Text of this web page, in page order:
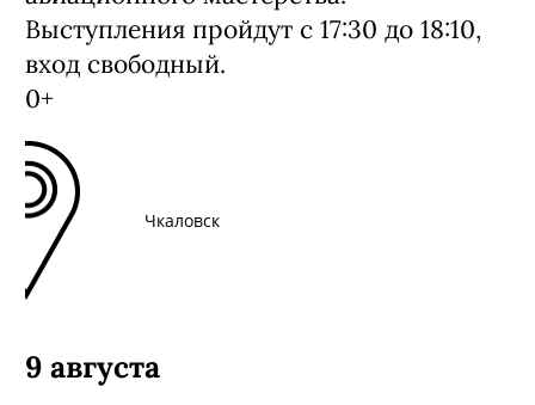
Выступления пройдут с 17:30 до 18:10,
вход свободный.
0+
Чкаловск
9 августа